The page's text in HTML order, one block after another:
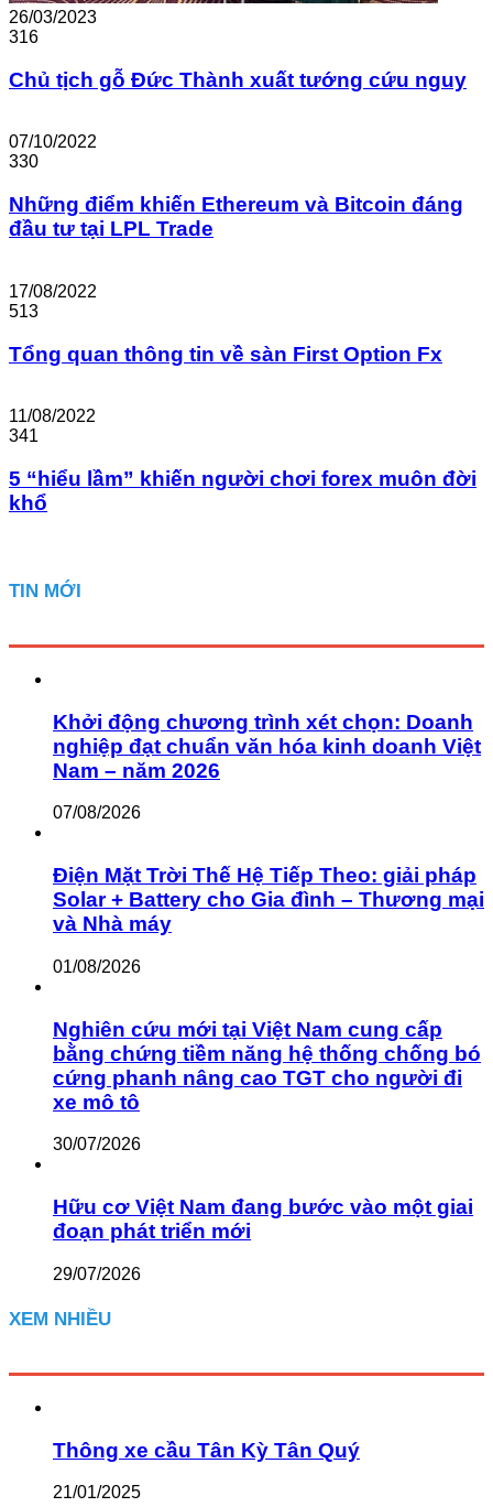
26/03/2023
316
Chủ tịch gỗ Đức Thành xuất tướng cứu nguy
07/10/2022
330
Những điểm khiến Ethereum và Bitcoin đáng
đầu tư tại LPL Trade
17/08/2022
513
Tổng quan thông tin về sàn First Option Fx
11/08/2022
341
5 “hiểu lầm” khiến người chơi forex muôn đời
khổ
TIN MỚI
Khởi động chương trình xét chọn: Doanh
nghiệp đạt chuẩn văn hóa kinh doanh Việt
Nam – năm 2026
07/08/2026
Điện Mặt Trời Thế Hệ Tiếp Theo: giải pháp
Solar + Battery cho Gia đình – Thương mại
và Nhà máy
01/08/2026
Nghiên cứu mới tại Việt Nam cung cấp
bằng chứng tiềm năng hệ thống chống bó
cứng phanh nâng cao TGT cho người đi
xe mô tô
30/07/2026
Hữu cơ Việt Nam đang bước vào một giai
đoạn phát triển mới
29/07/2026
XEM NHIỀU
Thông xe cầu Tân Kỳ Tân Quý
21/01/2025